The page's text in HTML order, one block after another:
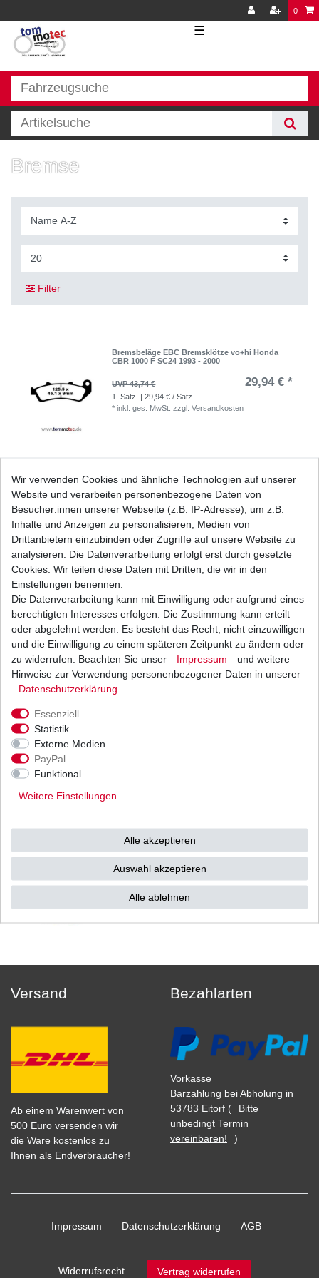
0
☰
Bremse
Filter
Bremsbeläge EBC Bremsklötze vo+hi Honda
CBR 1000 F SC24 1993 - 2000
UVP 43,74 € 29,94 € *
1 Satz
| 29,94 € / Satz
*inkl. ges. MwSt. zzgl.Versandkosten
Bremsbeläge EBC FA 142 V FA142V Halbsinter
Bremsklötze vorne
UVP 36,65 € 25,09 € *
| 25,09 € / Satz
inkl. ges. MwSt. Versandkosten
Bremsbeläge EBC FA 196 FA196 Standard
Bremsklötze
UVP 33,08 € 22,64 € *
1 Satz | 22,64 € / Satz
inkl. ges. MwSt. zzgl.
Bremsbeläge EBC Honda CBR 1000 F SC24
1993-2000 Sinter vorne / hinten
inkl. ges. MwSt.zzgl.
Versand
Ab einem Warenwert von
500 Euro versenden wir
die Ware kostenlos zu
Ihnen als Endverbraucher!
Bezahlarten
Vorkasse
Barzahlung bei Abholung in
53783 Eitorf (
Bitte
unbedingt Termin
vereinbaren!
)
Impressum Daten­schutz­erklärung AGB
Widerrufs­recht Vertrag widerrufen
Wir verwenden Cookies und ähnliche Technologien auf unserer
Website und verarbeiten personenbezogene Daten von
Besucher:innen unserer Webseite (z.B. IP-Adresse), um z.B.
Inhalte und Anzeigen zu personalisieren, Medien von
Drittanbietern einzubinden oder Zugriffe auf unsere Website zu
analysieren. Die Datenverarbeitung erfolgt erst durch gesetzte
Cookies. Wir teilen diese Daten mit Dritten, die wir in den
Einstellungen benennen.
Die Datenverarbeitung kann mit Einwilligung oder aufgrund eines
berechtigten Interesses erfolgen. Die Zustimmung kann erteilt
oder abgelehnt werden. Es besteht das Recht, nicht einzuwilligen
und die Einwilligung zu einem späteren Zeitpunkt zu ändern oder
zu widerrufen. Beachten Sie unser
Impressum
und weitere
Hinweise zur Verwendung personenbezogener Daten in unserer
Daten­schutz­erklärung
Essenziell
Statistik
Externe Medien
PayPal
Funktional
Weitere Einstellungen
Alle akzeptieren
Auswahl akzeptieren
Alle ablehnen